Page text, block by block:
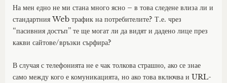
На мен едно не ми стана много ясно – в това следене влиза ли и
стандартния Web трафик на потребителите? Т.е. чрез
“пасивния достъп” те ще могат ли да видят и дадено лице през
какви сайтове/връзки сърфира?
В случая с телефонията не е чак толкова страшно, ако се знае
само между кого е комуникацията, но ако това включва и URL-